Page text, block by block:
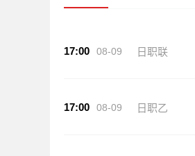
17:00 08-09 日职联
17:00 08-09 日职乙